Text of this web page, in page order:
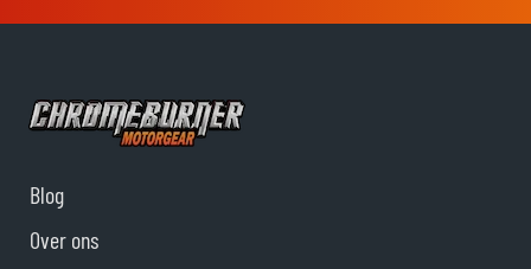
Blog
Over ons